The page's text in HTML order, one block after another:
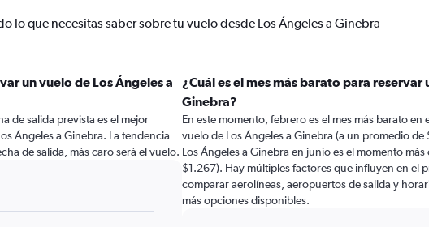
lo que necesitas saber sobre tu vuelo desde Los Ángeles a Ginebra
un vuelo de Los Ángeles a
de salida prevista es el mejor
Ángeles a Ginebra. La tendencia
de salida, más caro será el vuelo.
¿Cuál es el mes más barato para reservar
Ginebra?
En este momento, febrero es el mes más barato en
vuelo de Los Ángeles a Ginebra (a un promedio
Los Ángeles a Ginebra en junio es el momento
$1.267). Hay múltiples factores que influyen en el
comparar aerolíneas, aeropuertos de salida y
más opciones disponibles.